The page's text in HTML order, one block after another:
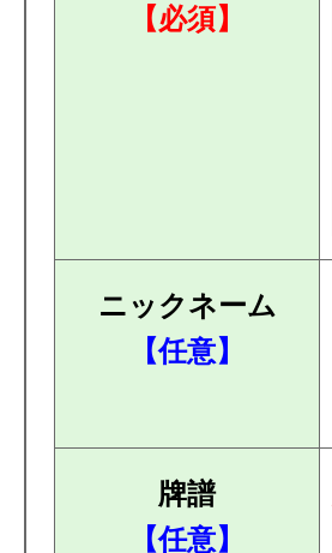
【必須】
ニックネーム
【任意】
牌譜
【任意】